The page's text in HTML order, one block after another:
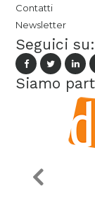
Contatti
Newsletter
Seguici su:
Siamo